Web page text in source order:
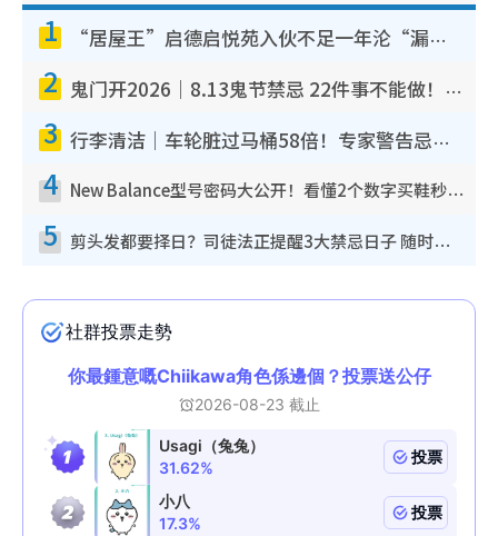
1 “居屋王”启德启悦苑入伙不足一年沦“漏水之王”！插座喷火花致大停电 多户业主全屋家电报废
2 鬼门开2026｜8.13鬼节禁忌 22件事不能做！烧肉、刺身要少食？半夜勿吹口哨/打给个电话
3 行李清洁｜车轮脏过马桶58倍！专家警告忌用酒精擦 教1招免脏手除菌
4 New Balance型号密码大公开！看懂2个数字买鞋秒知功能免中伏 附5大热门鞋款
5 剪头发都要择日？司徒法正提醒3大禁忌日子 随时剪走财运！这日剪发恐“剪寿命”？